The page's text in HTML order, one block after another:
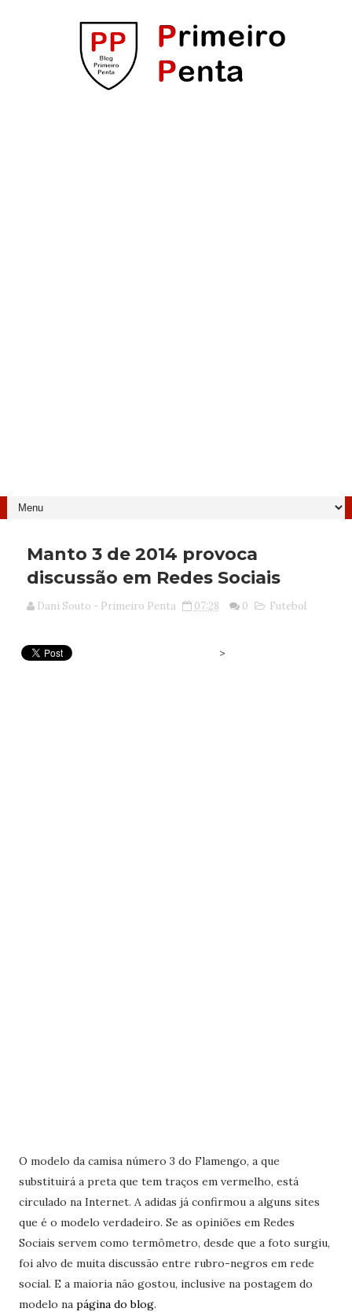
Manto 3 de 2014 provoca
discussão em Redes Sociais
Dani Souto - Primeiro Penta 07:28 0 Futebol
>
O modelo da camisa número 3 do Flamengo, a que
substituirá a preta que tem traços em vermelho, está
circulado na Internet. A adidas já confirmou a alguns sites
que é o modelo verdadeiro. Se as opiniões em Redes
Sociais servem como termômetro, desde que a foto surgiu,
foi alvo de muita discussão entre rubro-negros em rede
social. E a maioria não gostou, inclusive na postagem do
modelo napágina do blog.